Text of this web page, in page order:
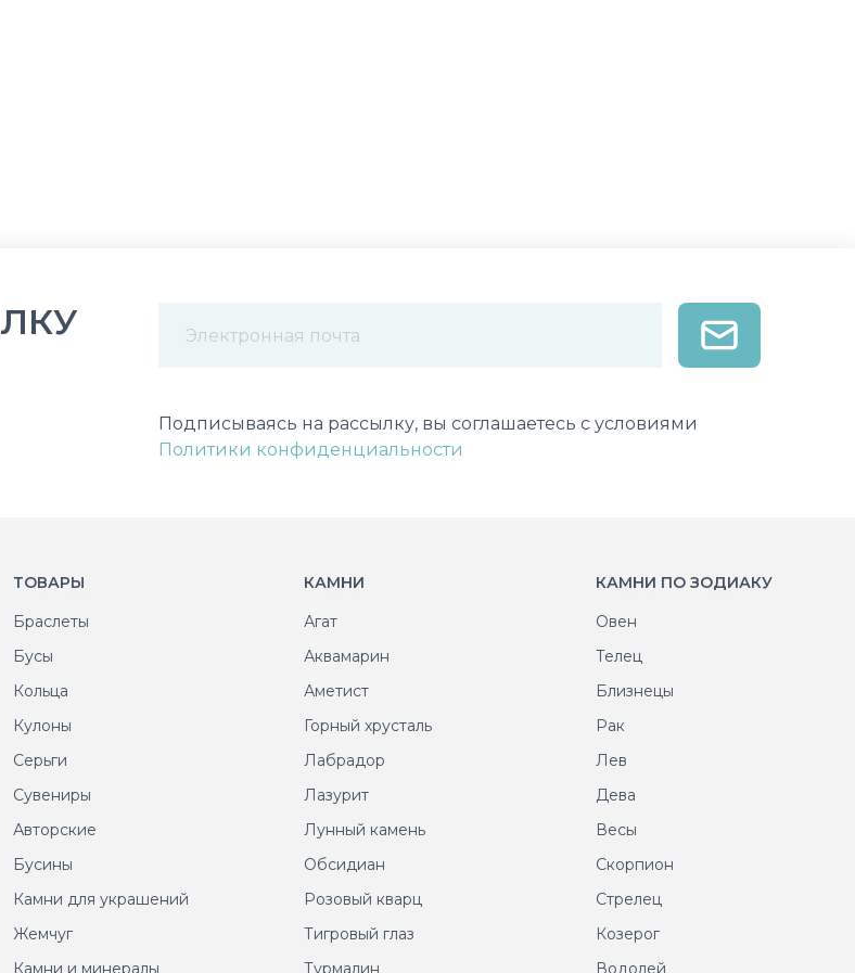
Подписываясь на рассылку, вы соглашаетесь с условиями
Политики конфиденциальности
ТОВАРЫ
Браслеты
Бусы
Кольца
Кулоны
Серьги
Сувениры
Авторские
Бусины
Камни для украшений
Жемчуг
Камни и минералы
КАМНИ
Агат
Аквамарин
Аметист
Горный хрусталь
Лабрадор
Лазурит
Лунный камень
Обсидиан
Розовый кварц
Тигровый глаз
Турмалин
КАМНИ ПО ЗОДИАКУ
Овен
Телец
Близнецы
Рак
Лев
Дева
Весы
Скорпион
Стрелец
Козерог
Водолей